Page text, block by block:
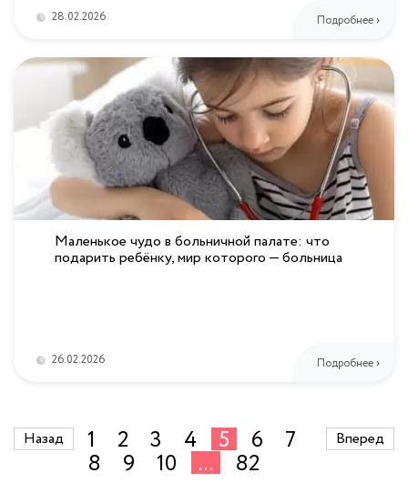
28.02.2026 Подробнее ›
Маленькое чудо в больничной палате: что
подарить ребёнку, мир которого — больница
26.02.2026 Подробнее ›
Назад 1 2 3 4 5 6 7
8 9 10 ... 82
Вперед